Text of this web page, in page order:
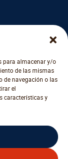
para almacenar y/o
de las mismas
de navegación o las
el
características y